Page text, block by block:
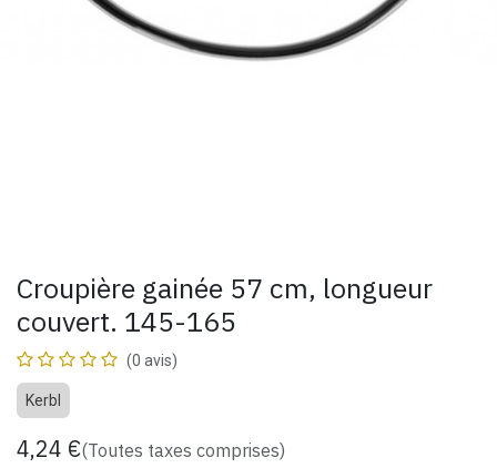
Croupière gainée 57 cm, longueur
couvert. 145-165
(0 avis)
Kerbl
4,24 €(Toutes taxes comprises)